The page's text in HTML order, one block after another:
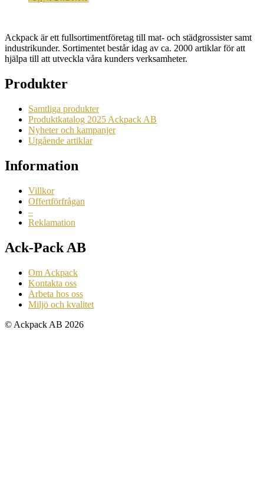
Ackpack är ett fullsortimentföretag till mat- och städgrossister samt
industrikunder. Sortimentet består idag av ca. 2000 artiklar för att
hjälpa till att utveckla våra kunders verksamheter.
Produkter
Samtliga produkter
Produktkatalog 2025 Ackpack AB
Nyheter och kampanjer
Utgående artiklar
Information
Villkor
Offertförfrågan
–
Reklamation
Ack-Pack AB
Om Ackpack
Kontakta oss
Arbeta hos oss
Miljö och kvalitet
© Ackpack AB 2026